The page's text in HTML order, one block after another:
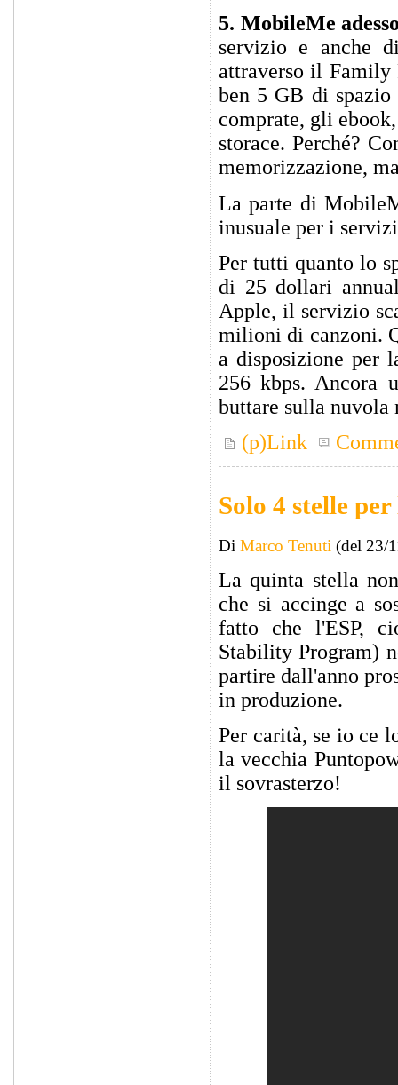
5. MobileMe
servizio e anche
attraverso il Family
ben 5 GB di
comprate, gli
storace. Perché?
memorizzazione,
La parte di
inusuale per i
Per tutti quanto lo
di 25 dollari
Apple, il servizio
milioni di canzoni.
a disposizione per
256 kbps. Ancora
buttare sulla nuvola
(p)Link
Solo 4 stelle
Di Marco Tenuti (del 23/
La quinta stella
che si accinge a
fatto che l'ESP,
Stability Program)
partire dall'anno
in produzione.
Per carità, se io ce
la vecchia
il sovrasterzo!